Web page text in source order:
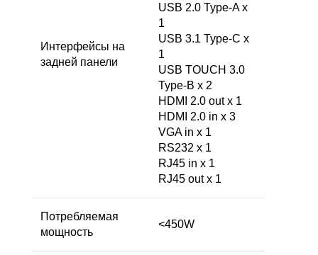
Интерфейсы на
задней панели
USB 2.0 Type-A x
1
USB 3.1 Type-C x
1
USB TOUCH 3.0
Type-B x 2
HDMI 2.0 out x 1
HDMI 2.0 in x 3
VGA in x 1
RS232 x 1
RJ45 in x 1
RJ45 out x 1
Потребляемая
мощность
<450W